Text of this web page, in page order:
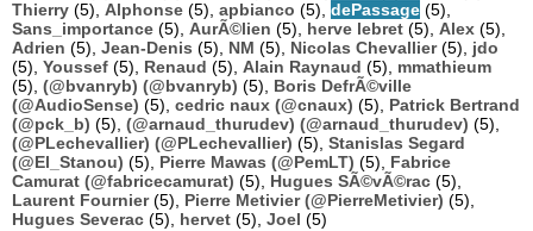
Thierry (5), Alphonse (5), apbianco (5), dePassage (5),
Sans_importance (5), AurÃ©lien (5), herve lebret (5), Alex (5),
Adrien (5), Jean-Denis (5), NM (5), Nicolas Chevallier(5), jdo
(5), Youssef (5), Renaud (5), Alain Raynaud (5), mmathieum
(5), (@bvanryb) (@bvanryb) (5), Boris DefrÃ©ville
(@AudioSense) (5), cedric naux (@cnaux) (5), Patrick Bertrand
(@pck_b) (5), (@arnaud_thurudev) (@arnaud_thurudev) (5),
(@PLechevallier) (@PLechevallier) (5), Stanislas Segard
(@El_Stanou) (5), Pierre Mawas (@PemLT) (5), Fabrice
Camurat (@fabricecamurat) (5), Hugues SÃ©vÃ©rac (5),
Laurent Fournier(5), Pierre Metivier (@PierreMetivier) (5),
Hugues Severac (5), hervet (5), Joel (5)